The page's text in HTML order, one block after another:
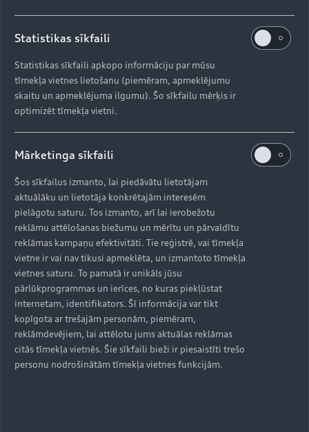
Statistikas sīkfaili
Statistikas sīkfaili apkopo informāciju par mūsu
tīmekļa vietnes lietošanu (piemēram, apmeklējumu
skaitu un apmeklējuma ilgumu). Šo sīkfailu mērķis ir
optimizēt tīmekļa vietni.
Mārketinga sīkfaili
Šos sīkfailus izmanto, lai piedāvātu lietotājam
aktuālāku un lietotāja konkrētajām interesēm
pielāgotu saturu. Tos izmanto, arī lai ierobežotu
reklāmu attēlošanas biežumu un mērītu un pārvaldītu
reklāmas kampaņu efektivitāti. Tie reģistrē, vai tīmekļa
vietne ir vai nav tikusi apmeklēta, un izmantoto tīmekļa
vietnes saturu. To pamatā ir unikāls jūsu
pārlūkprogrammas un ierīces, no kuras piekļūstat
internetam, identifikators. Šī informācija var tikt
kopīgota ar trešajām personām, piemēram,
reklāmdevējiem, lai attēlotu jums aktuālas reklāmas
citās tīmekļa vietnēs. Šie sīkfaili bieži ir piesaistīti trešo
personu nodrošinātām tīmekļa vietnes funkcijām.